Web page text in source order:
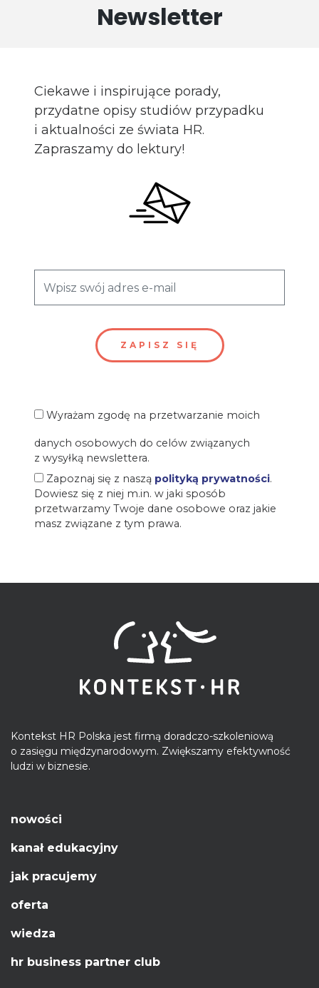
Newsletter
Ciekawe i inspirujące porady,
przydatne opisy studiów przypadku
i aktualności ze świata HR.
Zapraszamy do lektury!
Wyrażam zgodę na przetwarzanie moich
danych osobowych do celów związanych
z wysyłką newslettera.
Zapoznaj się z naszą polityką prywatności.
Dowiesz się z niej m.in. w jaki sposób
przetwarzamy Twoje dane osobowe oraz jakie
masz związane z tym prawa.
Kontekst HR Polska jest firmą doradczo-szkoleniową
o zasięgu międzynarodowym. Zwiększamy efektywność
ludzi w biznesie.
nowości
kanał edukacyjny
jak pracujemy
oferta
wiedza
hr business partner club